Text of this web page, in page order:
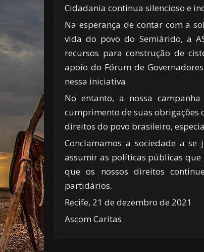
Cidadania continua silencioso e
Na esperança de contar com a
vida do povo do Semiárido, a
recursos para construção de
apoio do Fórum de
nessa iniciativa.
No entanto, a nossa
cumprimento de suas obrigações
direitos do povo brasileiro,
Conclamamos a sociedade a
assumir as políticas públicas
que os nossos direitos
partidários.
Recife, 21 de dezembro de 2021
Ascom Caritas